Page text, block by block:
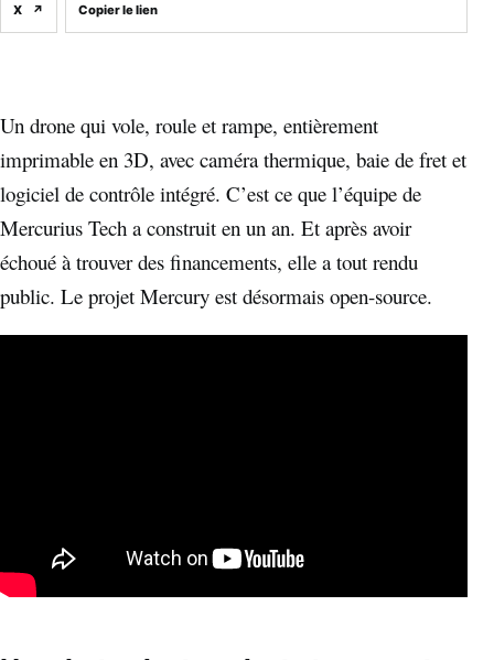
Un drone qui vole, roule et rampe, entièrement
imprimable en 3D, avec caméra thermique, baie de fret et
logiciel de contrôle intégré. C’est ce que l’équipe de
Mercurius Tech a construit en un an. Et après avoir
échoué à trouver des financements, elle a tout rendu
public. Le projet Mercury est désormais open-source.
X ↗ Copier le lien